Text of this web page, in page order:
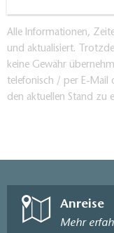
Alle Informationen,
und aktualisiert.
keine Gewähr
telefonisch / per E-Mail
den aktuellen Stand zu
Anreise
Mehr